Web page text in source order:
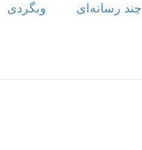
چند رسانه‌ای وبگردی